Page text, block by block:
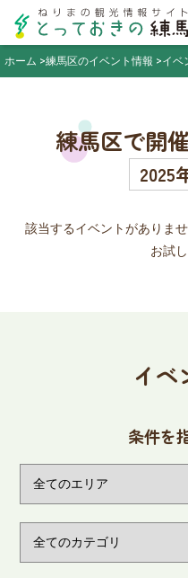
ホーム
練馬区のイベント情報 イベ
練馬区で開
2025
該当するイベントがありま
お試
イベ
条件を